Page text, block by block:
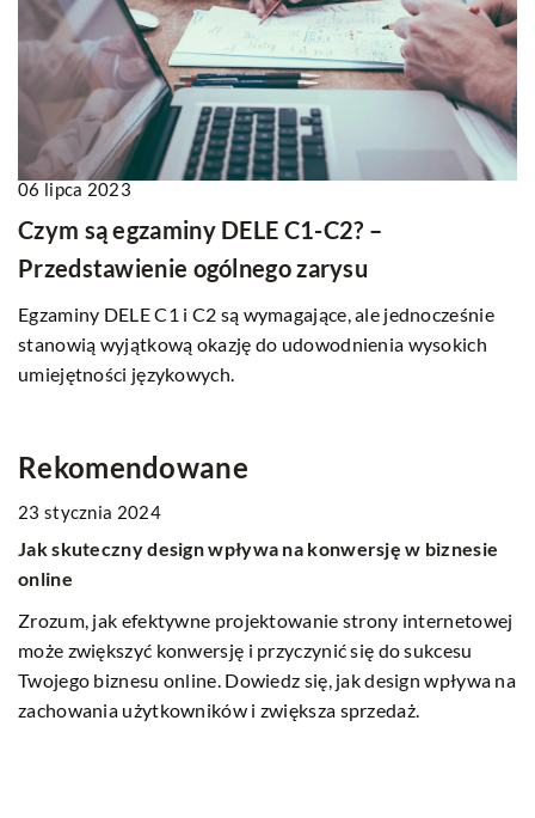
06 lipca 2023
Czym są egzaminy DELE C1-C2? –
Przedstawienie ogólnego zarysu
Egzaminy DELE C1 i C2 są wymagające, ale jednocześnie
stanowią wyjątkową okazję do udowodnienia wysokich
umiejętności językowych.
Rekomendowane
TWORZENIE STRON WWW
23 stycznia 2024
Jak skuteczny design wpływa na konwersję w biznesie
online
Zrozum, jak efektywne projektowanie strony internetowej
może zwiększyć konwersję i przyczynić się do sukcesu
Twojego biznesu online. Dowiedz się, jak design wpływa na
zachowania użytkowników i zwiększa sprzedaż.